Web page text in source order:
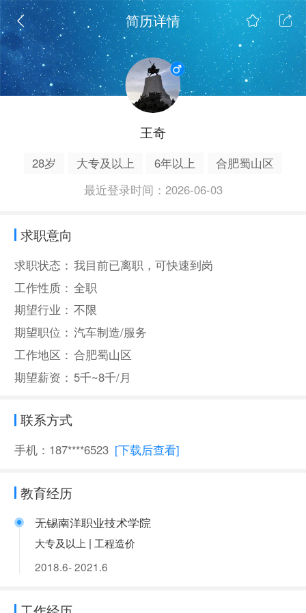
简历详情
王奇
28岁 大专及以上 6年以上
合肥蜀山区
最近登录时间：2026-06-03
求职意向
求职状态： 我目前已离职，可快速到岗
工作性质： 全职
期望行业： 不限
期望职位： 汽车制造/服务
工作地区： 合肥蜀山区
期望薪资： 5千~8千/月
联系方式
手机：187****6523 [下载后查看]
教育经历
无锡南洋职业技术学院
大专及以上 | 工程造价
2018.6- 2021.6